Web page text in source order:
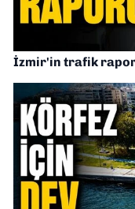
İzmir'in trafik